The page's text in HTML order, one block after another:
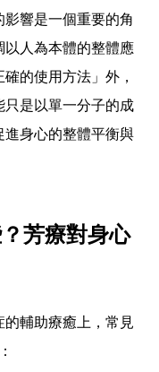
響是一個重要的角
以人為本體的整體應
的使用方法」外，
只是以單一分子的成
進身心的整體平衡與
芳療對身心
輔助療癒上，常見